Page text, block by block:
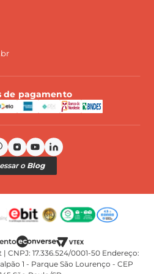
de pagamento
o Blog
17.336.524/0001-50 Endereço:
1 - Parque São Lourenço - CEP